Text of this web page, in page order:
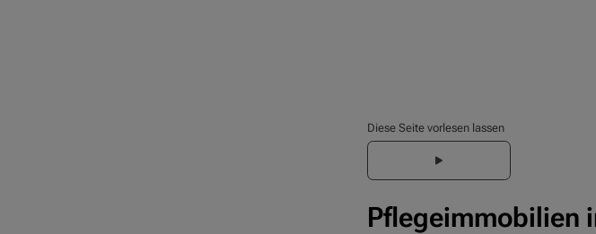
Diese Seite vorlesen lassen
Pflegeimmobilien